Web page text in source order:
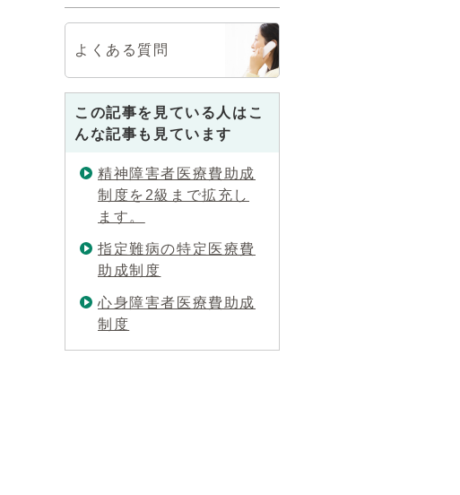
よくある質問
この記事を見ている人はこ
んな記事も見ています
精神障害者医療費助成
制度を2級まで拡充し
ます。
指定難病の特定医療費
助成制度
心身障害者医療費助成
制度